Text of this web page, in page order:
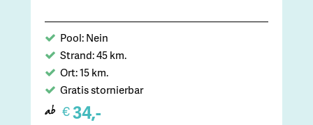
Pool: Nein
Strand: 45 km.
Ort: 15 km.
Gratis stornierbar
ab €34,-